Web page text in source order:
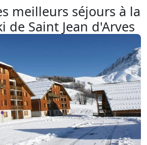
meilleurs séjours à la
de Saint Jean d'Arves